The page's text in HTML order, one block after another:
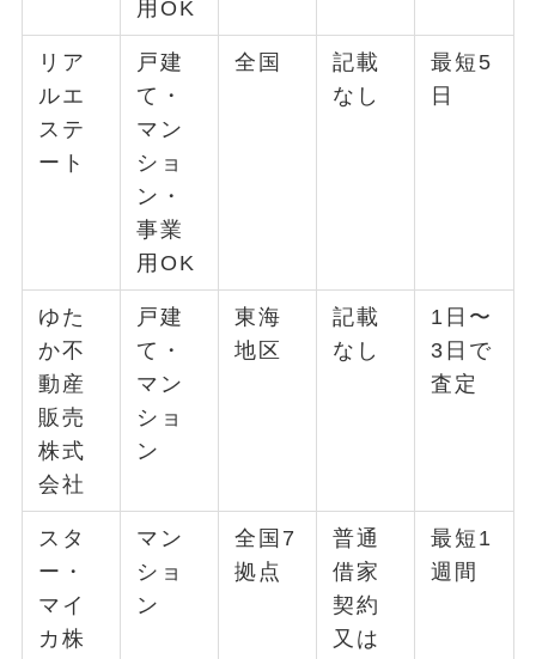
用OK
リア
ルエ
ステ
ート
戸建
て・
マン
ショ
ン・
事業
用OK
全国
記載
なし
最短5
日
ゆた
か不
動産
販売
株式
会社
戸建
て・
マン
ショ
ン
東海
地区
記載
なし
1日〜
3日で
査定
スタ
ー・
マイ
カ株
マン
ショ
ン
全国7
拠点
普通
借家
契約
又は
最短1
週間